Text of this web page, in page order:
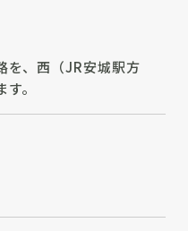
を、西（JR安城駅方
。